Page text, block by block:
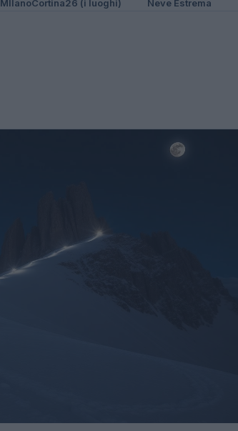
MIlanoCortina26 (i luoghi) Neve Estrema